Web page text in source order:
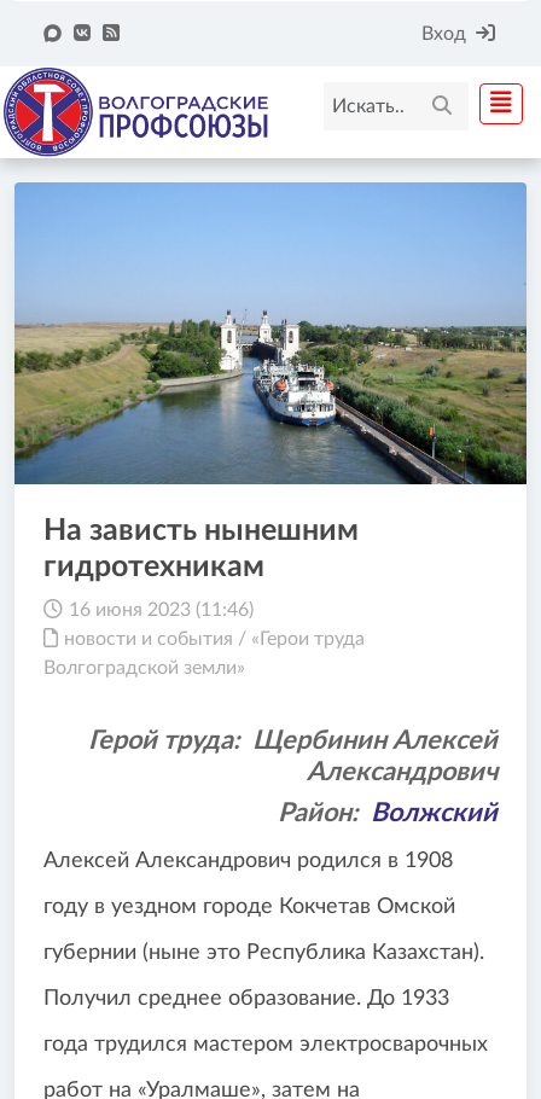
Вход
На зависть нынешним
гидротехникам
16 июня 2023 (11:46)
новости и события / «Герои труда
Волгоградской земли»
Герой труда: Щербинин Алексей
Александрович
Район: Волжский
Алексей Александрович родился в 1908
году в уездном городе Кокчетав Омской
губернии (ныне это Республика Казахстан).
Получил среднее образование. До 1933
года трудился мастером электросварочных
работ на «Уралмаше», затем на